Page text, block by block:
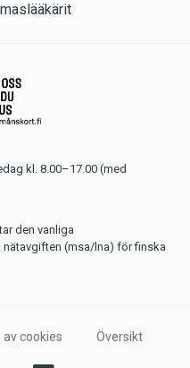
kl. 8.00–17.00 (med
den vanliga
(msa/lna) för finska
cookies Översikt